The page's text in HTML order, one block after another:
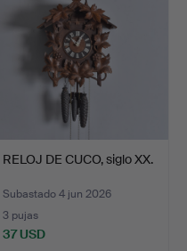
RELOJ DE CUCO, siglo XX.
Subastado 4 jun 2026
3 pujas
37 USD